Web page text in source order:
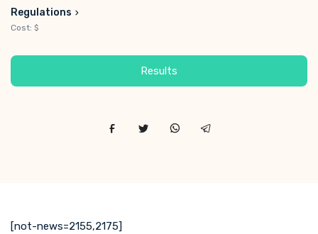
Regulations
Cost: $
Results
[not-news=2155,2175]